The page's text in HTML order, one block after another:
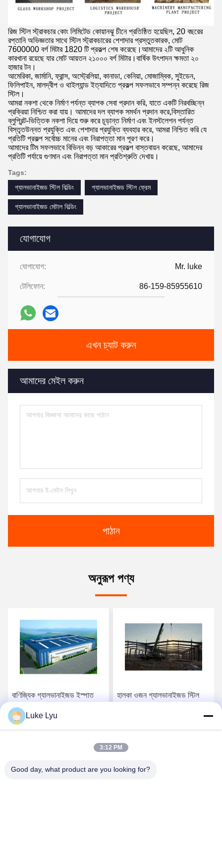
যোগাযোগ
যোগাযোগ: Mr. luke
টেলিফোন: 86-159-85955610
এখন চ্যাট করুন
আমাদের মেইল করুন
পাঠান
রিজ স্টিল স্ট্রাকচার কোং লিমিটেড কোয়ানঝু চীনে প্রতিষ্ঠিত হয়েছিল, 20 বছরের
রপ্তানি অভিজ্ঞতার সাথে স্টিল স্ট্রাকচারের পেশাদার প্রস্তুতকারক, মোট
7600000 বর্গ মিটার 1820 টি প্রকল্প শেষ করেছে।আমাদের ২টি আধুনিক
কারখানা রয়েছে যার মোট আয়তন ২১০০০ বর্গ মিটার।বার্ষিক উৎপাদন ক্ষমতা ২০
হাজার টন।
আমেরিকা, জার্মানি, ফ্রান্স, অস্ট্রেলিয়া, কানাডা, কেনিয়া, মোজাম্বিক, সুইডেন,
ফিলিপাইন, মালদ্বীপ ও থাইল্যান্ড ইত্যাদিতে প্রকল্প সফলভাবে সম্পন্ন করেছে রিজ
স্টিল।
আমরা নকশা থেকে নির্মাণ পর্যন্ত ব্যাপক সেবা প্রদান করি, যাতে একটি নিরবচ্ছিন্ন
প্রক্রিয়া নিশ্চিত করা যায়। আমাদের দল ব্যাপক সমর্থন প্রদান করে,বিস্তারিত
ব্লুপ্রিন্ট-ভিত্তিক নকশা দিয়ে শুরু করে চূড়ান্ত নির্মাণ এবং ইনস্টলেশন পর্যন্ত
বিস্তৃতউন্নত প্রযুক্তি এবং পেশাদার প্রযুক্তি ব্যবহার করে, আমরা নিশ্চিত করি যে
প্রতিটি প্রকল্প সর্বোচ্চ মানের এবং নিরাপত্তা মান পূরণ করে।
আমাদের টিম সফলভাবে বিভিন্ন বড় আকারের প্রকল্প বাস্তবায়ন করেছে, আমাদের
প্রতিটি পর্যায়ে গুণমান এবং নিরাপত্তা মান প্রতিশ্রুতি দেখায়।
Tags:
গ্যালভানাইজড স্টিল বিল্ডিং
গ্যালভানাইজড স্টিল ফ্রেম
গ্যালভানাইজড মেটাল বিল্ডিং
অনুরূপ পণ্য
বাণিজ্যিক গ্যালভানাইজড ইস্পাত
কাঠামো গুদাম প্রিফ্যাব্রিকেটেড গুদাম
বিল্ডিং ইস্পাত
হালকা ওজন গ্যালভানাইজড স্টিল
Luke Lyu
3:12 PM
Good day, what product are you looking for?